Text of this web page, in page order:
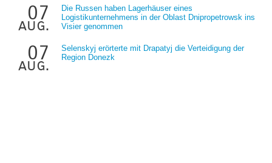
07
aug.
Die Russen haben Lagerhäuser eines
Logistikunternehmens in der Oblast Dnipropetrowsk ins
Visier genommen
07
aug.
Selenskyj erörterte mit Drapatyj die Verteidigung der
Region Donezk